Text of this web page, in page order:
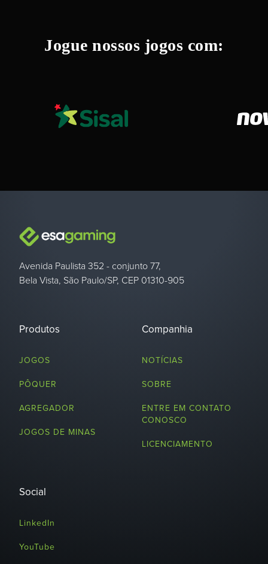
Jogue nossos jogos com:
Avenida Paulista 352 - conjunto 77,
Bela Vista, São Paulo/SP, CEP 01310-905
Produtos
JOGOS
PÔQUER
AGREGADOR
JOGOS DE MINAS
Companhia
NOTÍCIAS
SOBRE
ENTRE EM CONTATO
CONOSCO
LICENCIAMENTO
Social
LinkedIn
YouTube